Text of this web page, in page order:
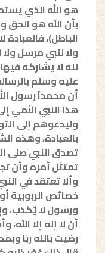
هو الله الذي
بأن الله هو
الباطل)،
ولا لنبي مرسل
لله لا يشاركه
عليه وسلم
أن محمداً رسول
هذا النبي الأمي
وليدعوهم إلى
بالعبادة، وهذه
تصدق النبي صلى
تمتثل أمره وأن
وألا تعتقد في
خصائص الربوبية
ورسول لا يُكذب،
أن لا إله إلا
رضيت بالله ربا